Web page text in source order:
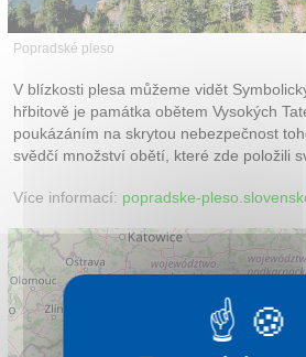
Popradské pleso
V blízkosti plesa můžeme vidět
hřbitově je památka obětem Vysokých
poukázáním na skrytou nebezpečnost
svědčí množství obětí, které zde položili
Více informací: popradske-